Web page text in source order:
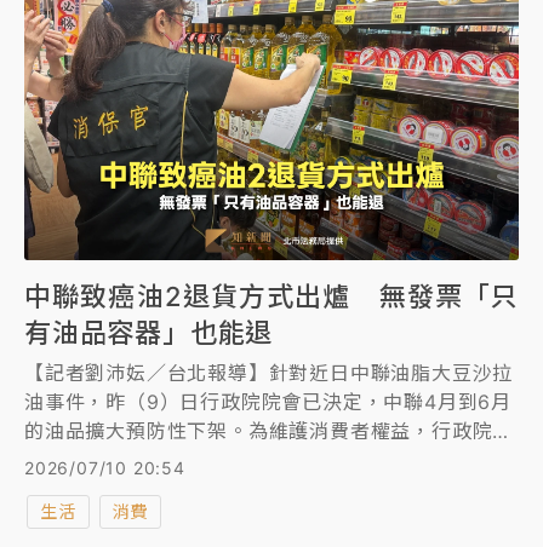
中聯致癌油2退貨方式出爐 無發票「只
有油品容器」也能退
【記者劉沛妘／台北報導】針對近日中聯油脂大豆沙拉
油事件，昨（9）日行政院院會已決定，中聯4月到6月
的油品擴大預防性下架。為維護消費者權益，行政院院
長卓榮泰並請陳時中政務委員邀集相關單位，協調從
寬、從優、從速、從簡辦理退換貨機制。有關中聯公司
於4至6月製造之沙拉油，「2種退貨機制」出爐。
2026/07/10 20:54
生活 消費